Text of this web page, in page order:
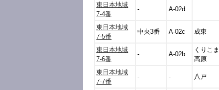
東日本地域
7-4番
- A-02d
東日本地域
7-5番
中央3番 A-02c 成東
東日本地域
7-6番
- A-02b
くりこ
高原
東日本地域
7-7番
- - 八戸